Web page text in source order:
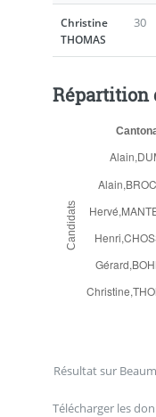
Christine
THOMAS
30
Répartition
Résultat sur